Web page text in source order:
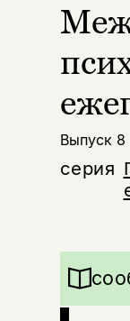
серия
Выпуск 8